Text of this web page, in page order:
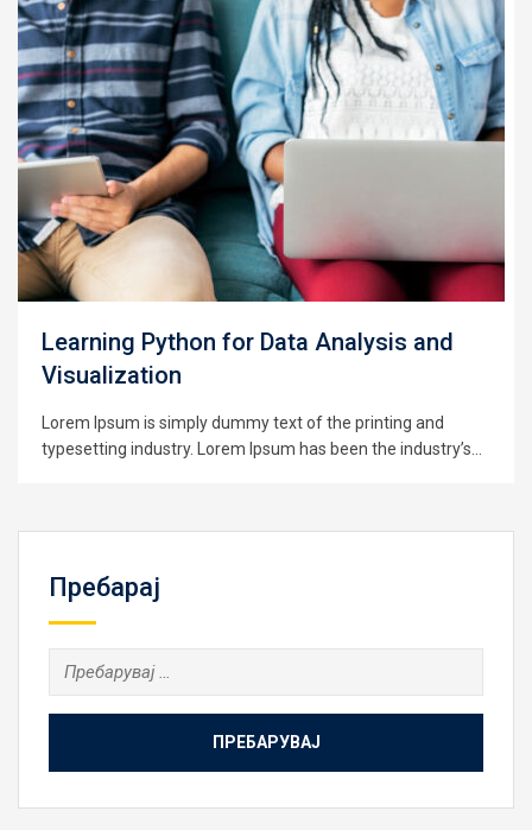
Build A Full Web Chat App From
Lorem Ipsum is simply dummy text of the printing
typesetting industry. Lorem Ipsum has been the
standard dummy text ever since the 1500s, when
Пребарај
Пребарувај
за: